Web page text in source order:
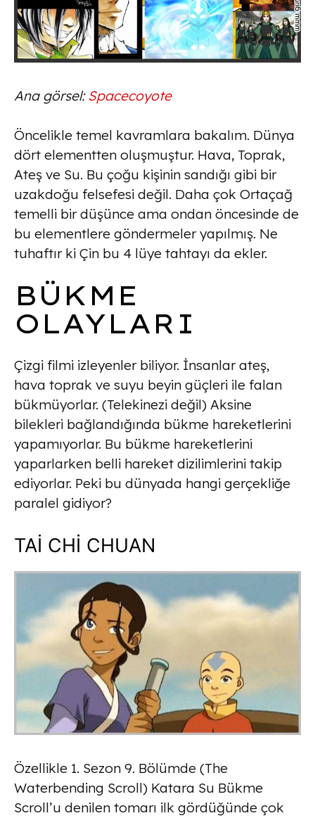
Ana görsel:Spacecoyote
Öncelikle temel kavramlara bakalım. Dünya
dört elementten oluşmuştur. Hava, Toprak,
Ateş ve Su. Bu çoğu kişinin sandığı gibi bir
uzakdoğu felsefesi değil. Daha çok Ortaçağ
temelli bir düşünce ama ondan öncesinde de
bu elementlere göndermeler yapılmış. Ne
tuhaftır ki Çin bu 4 lüye tahtayı da ekler.
BÜKME
OLAYLARI
Çizgi filmi izleyenler biliyor. İnsanlar ateş,
hava toprak ve suyu beyin güçleri ile falan
bükmüyorlar. (Telekinezi değil) Aksine
bilekleri bağlandığında bükme hareketlerini
yapamıyorlar. Bu bükme hareketlerini
yaparlarken belli hareket dizilimlerini takip
ediyorlar. Peki bu dünyada hangi gerçekliğe
paralel gidiyor?
TAİ CHİ CHUAN
Özellikle 1. Sezon 9. Bölümde (The
Waterbending Scroll) Katara Su Bükme
Scroll’u denilen tomarı ilk gördüğünde çok